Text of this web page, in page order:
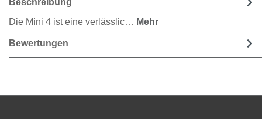
Die Mini 4 ist eine verlässlic… Mehr
Bewertungen